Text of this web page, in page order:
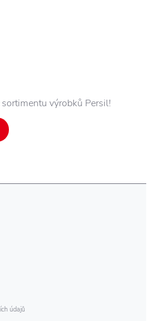
výrobků Persil!
údajů